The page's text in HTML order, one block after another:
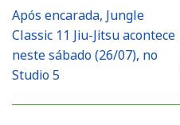
Após encarada, Jungle
Classic 11 Jiu-Jitsu acontece
neste sábado (26/07), no
Studio 5